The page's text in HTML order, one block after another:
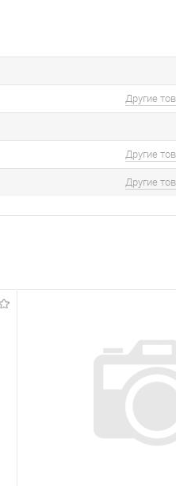
Другие
Другие
Другие